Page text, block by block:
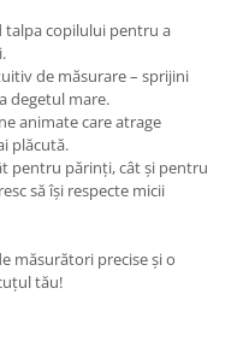
talpa copilului pentru a
de măsurare – sprijini
degetul mare.
animate care atrage
plăcută.
pentru părinți, cât și pentru
să își respecte micii
măsurători precise și o
tău!